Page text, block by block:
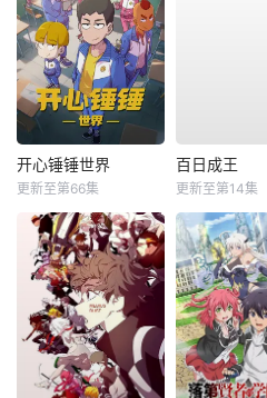
开心锤锤世界
更新至第66集
百日成王
更新至第14集